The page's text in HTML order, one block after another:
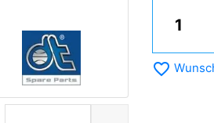
favorite_border